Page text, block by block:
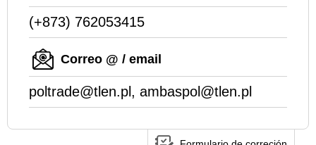
(+873) 762053415
Correo @ / email
poltrade@tlen.pl, ambaspol@tlen.pl